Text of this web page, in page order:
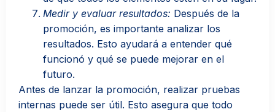
Medir y evaluar resultados: Después de la
promoción, es importante analizar los
resultados. Esto ayudará a entender qué
funcionó y qué se puede mejorar en el
futuro.
Antes de lanzar la promoción, realizar pruebas
internas puede ser útil. Esto asegura que todo